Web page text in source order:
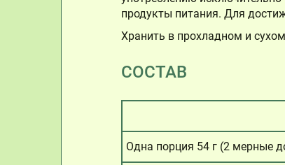
продукты питания. Для
Хранить в прохладном и
СОСТАВ
Одна порция 54 г (2 мерные